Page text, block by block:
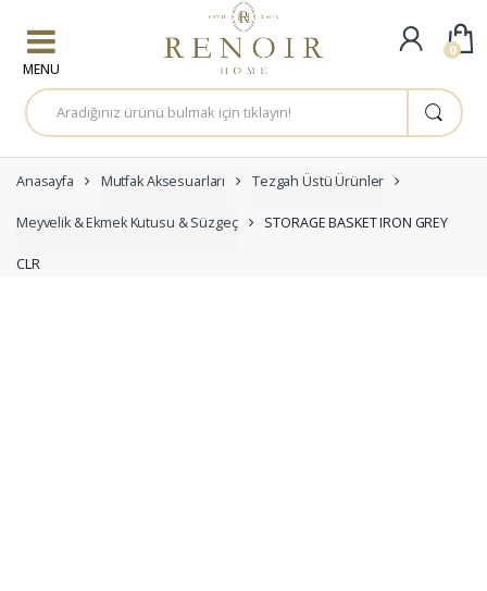
A
r
a
a
:
Anasayfa Mutfak Aksesuarları Tezgah Üstü Ürünler
Meyvelik & Ekmek Kutusu & Süzgeç STORAGE BASKET IRON GREY
CLR
0